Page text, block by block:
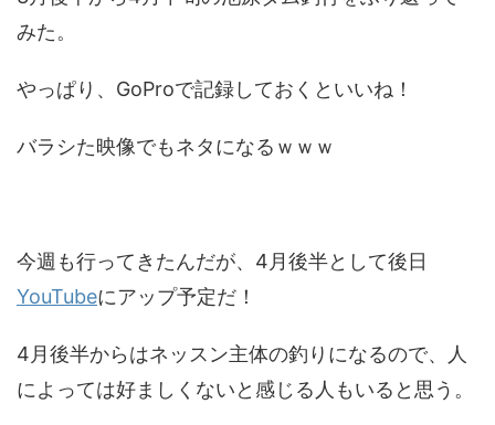
みた。
やっぱり、GoProで記録しておくといいね！
バラシた映像でもネタになるｗｗｗ
今週も行ってきたんだが、4月後半として後日
YouTubeにアップ予定だ！
4月後半からはネッスン主体の釣りになるので、人
によっては好ましくないと感じる人もいると思う。